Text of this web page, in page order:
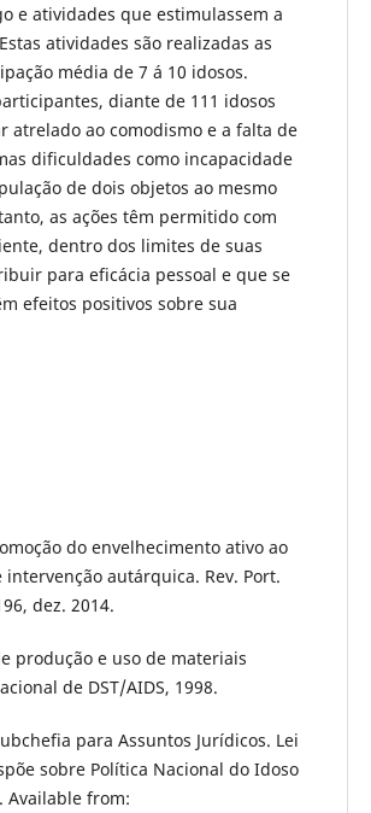
e atividades que estimulassem a
atividades são realizadas as
média de 7 á 10 idosos.
diante de 111 idosos
atrelado ao comodismo e a falta de
dificuldades como incapacidade
de dois objetos ao mesmo
as ações têm permitido com
dentro dos limites de suas
para eficácia pessoal e que se
efeitos positivos sobre sua
do envelhecimento ativo ao
autárquica. Rev. Port.
dez. 2014.
produção e uso de materiais
de DST/AIDS, 1998.
para Assuntos Jurídicos. Lei
sobre Política Nacional do Idoso
Available from: